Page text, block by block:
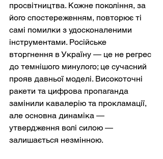
просвітництва. Кожне покоління, за
його спостереженням, повторює ті
самі помилки з удосконаленими
інструментами. Російське
вторгнення в Україну — це не регрес
до темнішого минулого; це сучасний
прояв давньої моделі. Високоточні
ракети та цифрова пропаганда
замінили кавалерію та прокламації,
але основна динаміка —
утвердження волі силою —
залишається незмінною.